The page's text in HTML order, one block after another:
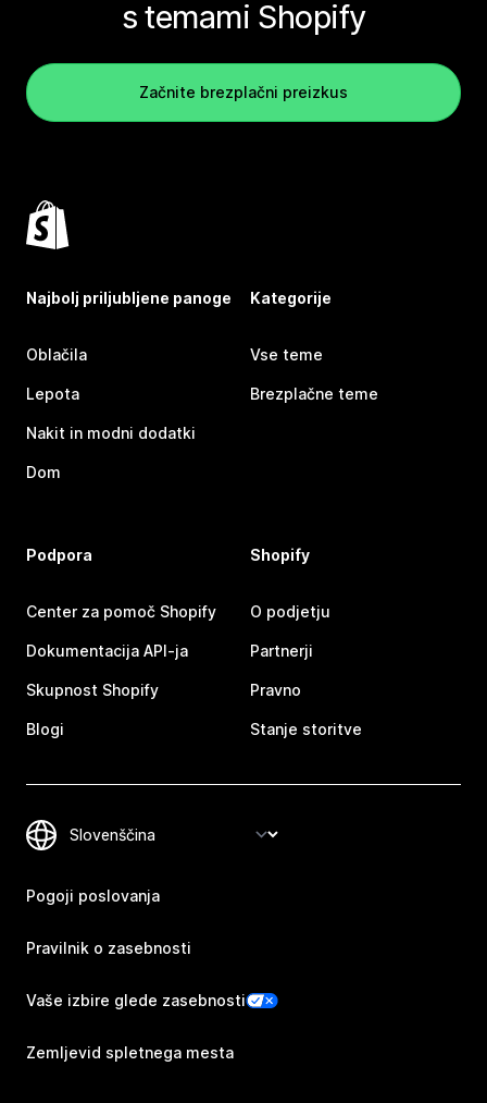
s temami Shopify
Začnite brezplačni preizkus
Najbolj priljubljene panoge
Oblačila
Lepota
Nakit in modni dodatki
Dom
Kategorije
Vse teme
Brezplačne teme
Podpora
Center za pomoč Shopify
Dokumentacija API-ja
Skupnost Shopify
Blogi
Shopify
O podjetju
Partnerji
Pravno
Stanje storitve
Pogoji poslovanja
Pravilnik o zasebnosti
Vaše izbire glede zasebnosti
Zemljevid spletnega mesta